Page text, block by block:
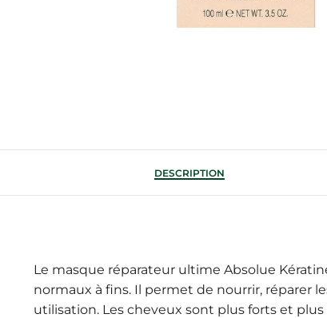
DESCRIPTION
Le masque réparateur ultime Absolue
normaux à fins. Il permet de nourrir, réparer
utilisation. Les cheveux sont plus forts et plus